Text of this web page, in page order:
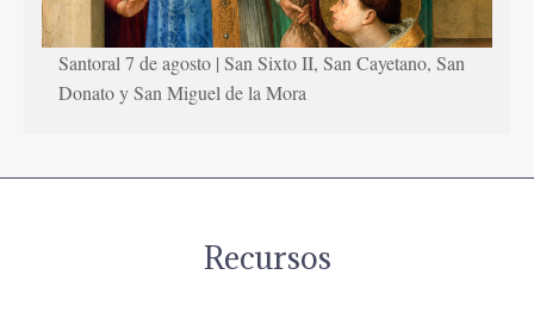
Santoral 7 de agosto | San Sixto II, San Cayetano, San
Donato y San Miguel de la Mora
Recursos